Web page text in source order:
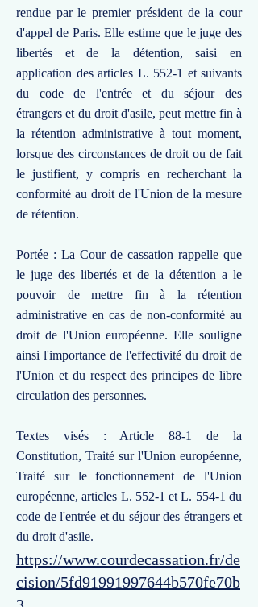
rendue par le premier président de la cour
d'appel de Paris. Elle estime que le juge des
libertés et de la détention, saisi en
application des articles L. 552-1 et suivants
du code de l'entrée et du séjour des
étrangers et du droit d'asile, peut mettre fin à
la rétention administrative à tout moment,
lorsque des circonstances de droit ou de fait
le justifient, y compris en recherchant la
conformité au droit de l'Union de la mesure
de rétention.
Portée : La Cour de cassation rappelle que
le juge des libertés et de la détention a le
pouvoir de mettre fin à la rétention
administrative en cas de non-conformité au
droit de l'Union européenne. Elle souligne
ainsi l'importance de l'effectivité du droit de
l'Union et du respect des principes de libre
circulation des personnes.
Textes visés : Article 88-1 de la
Constitution, Traité sur l'Union européenne,
Traité sur le fonctionnement de l'Union
européenne, articles L. 552-1 et L. 554-1 du
code de l'entrée et du séjour des étrangers et
du droit d'asile.
https://www.courdecassation.fr/de
cision/5fd91991997644b570fe70b